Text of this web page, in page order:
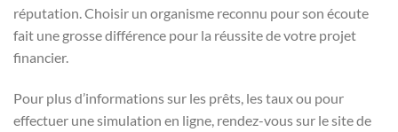
réputation. Choisir un organisme reconnu pour son écoute
fait une grosse différence pour la réussite de votre projet
financier.
Pour plus d’informations sur les prêts, les taux ou pour
effectuer une simulation en ligne, rendez-vous sur le site de